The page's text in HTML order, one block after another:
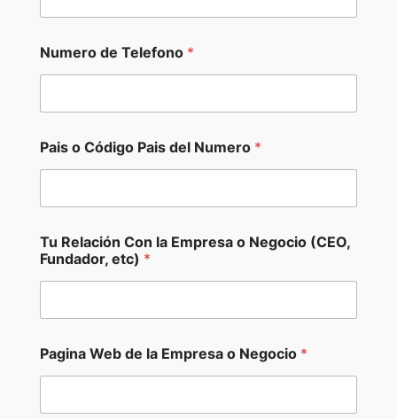
Numero de Telefono *
e
T
f
o
n
o
e
Pais o Código Pais del Numero *
Tu Relación Con la Empresa o Negocio (CEO,
Fundador, etc) *
Pagina Web de la Empresa o Negocio *